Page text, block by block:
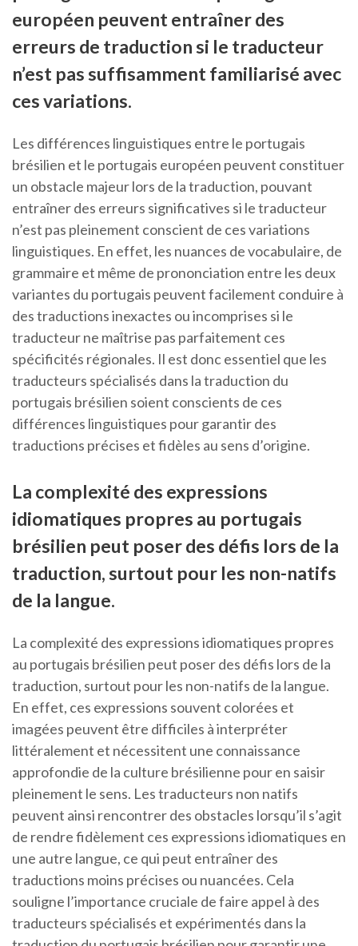
européen peuvent entraîner des
erreurs de traduction si le traducteur
n’est pas suffisamment familiarisé avec
ces variations.
Les différences linguistiques entre le portugais
brésilien et le portugais européen peuvent constituer
un obstacle majeur lors de la traduction, pouvant
entraîner des erreurs significatives si le traducteur
n’est pas pleinement conscient de ces variations
linguistiques. En effet, les nuances de vocabulaire, de
grammaire et même de prononciation entre les deux
variantes du portugais peuvent facilement conduire à
des traductions inexactes ou incomprises si le
traducteur ne maîtrise pas parfaitement ces
spécificités régionales. Il est donc essentiel que les
traducteurs spécialisés dans la traduction du
portugais brésilien soient conscients de ces
différences linguistiques pour garantir des
traductions précises et fidèles au sens d’origine.
La complexité des expressions
idiomatiques propres au portugais
brésilien peut poser des défis lors de la
traduction, surtout pour les non-natifs
de la langue.
La complexité des expressions idiomatiques propres
au portugais brésilien peut poser des défis lors de la
traduction, surtout pour les non-natifs de la langue.
En effet, ces expressions souvent colorées et
imagées peuvent être difficiles à interpréter
littéralement et nécessitent une connaissance
approfondie de la culture brésilienne pour en saisir
pleinement le sens. Les traducteurs non natifs
peuvent ainsi rencontrer des obstacles lorsqu’il s’agit
de rendre fidèlement ces expressions idiomatiques en
une autre langue, ce qui peut entraîner des
traductions moins précises ou nuancées. Cela
souligne l’importance cruciale de faire appel à des
traducteurs spécialisés et expérimentés dans la